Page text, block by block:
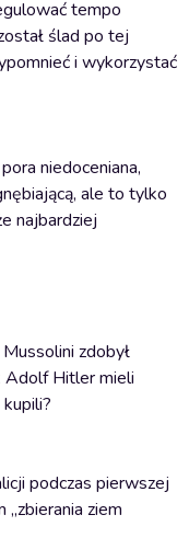
tempo
ślad po tej
i wykorzystać
niedoceniana,
ale to tylko
najbardziej
zdobył
Adolf Hitler mieli
podczas pierwszej
ziem